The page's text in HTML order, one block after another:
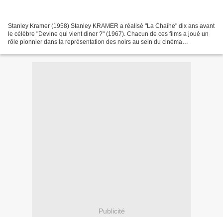
Stanley Kramer (1958) Stanley KRAMER a réalisé "La Chaîne" dix ans avant
le célèbre "Devine qui vient diner ?" (1967). Chacun de ces films a joué un
rôle pionnier dans la représentation des noirs au sein du cinéma
Publicité